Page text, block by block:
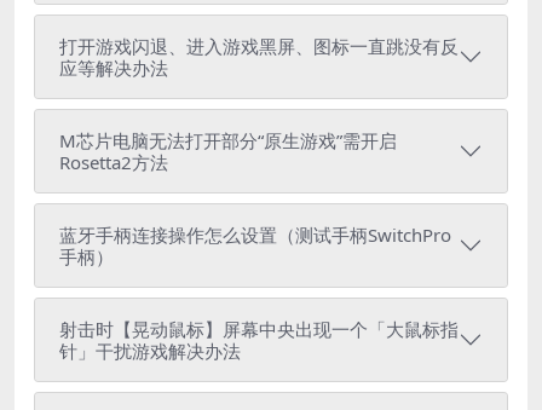
打开游戏闪退、进入游戏黑屏、图标一直跳没有反
应等解决办法
M芯片电脑无法打开部分“原生游戏”需开启
Rosetta2方法
蓝牙手柄连接操作怎么设置（测试手柄SwitchPro
手柄）
射击时【晃动鼠标】屏幕中央出现一个「大鼠标指
针」干扰游戏解决办法